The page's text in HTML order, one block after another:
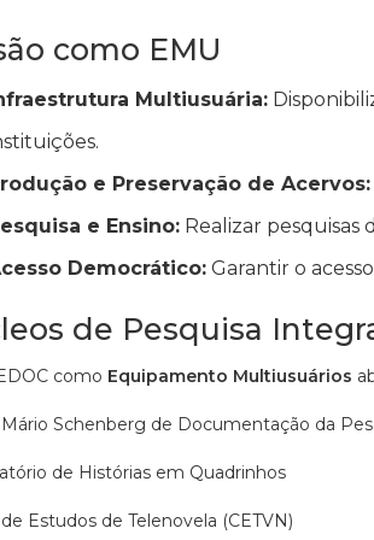
como EMU
Multiusuária:
e Preservação de Acervos:
e Ensino: Realizar pesquisas
Democrático: Garantir o
de Pesquisa
como Equipamento Multiusuários
Schenberg de Documentação da
de Histórias em Quadrinhos
Estudos de Telenovela (CETVN)